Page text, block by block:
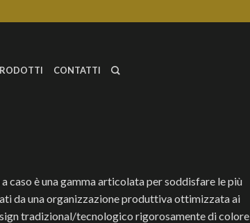
CONTATTI
caso è una gamma articolata per soddisfare le più
da una organizzazione produttiva ottimizzata ai
tradizional/tecnologico rigorosamente di colore